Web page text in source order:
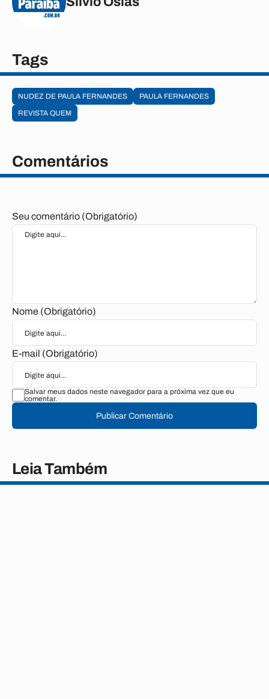
Tags
NUDEZ DE PAULA FERNANDES
PAULA FERNANDES
REVISTA QUEM
Comentários
Seu comentário (Obrigatório)
Nome (Obrigatório)
E-mail (Obrigatório)
Salvar meus dados neste navegador para a próxima vez que eu
comentar.
Publicar Comentário
Leia Também